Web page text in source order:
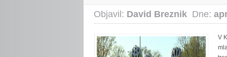
Objavil: David Breznik Dne:
V